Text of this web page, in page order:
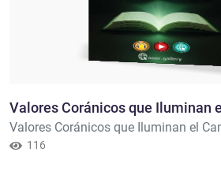
Valores Coránicos que Iluminan
Valores Coránicos que Iluminan el
116